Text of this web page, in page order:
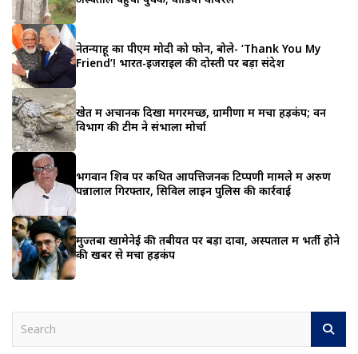
नेतन्याहू का पीएम मोदी को फोन, बोले- ‘Thank You My
Friend’! भारत-इजराइल की दोस्ती पर बड़ा संदेश
खेत में अचानक दिखा मगरमच्छ, ग्रामीणों में मचा हड़कंप; वन
विभाग की टीम ने संभाला मोर्चा
भगवान शिव पर कथित आपत्तिजनक टिप्पणी मामले में अरुण
पन्नालाल गिरफ्तार, सिविल लाइन पुलिस की कार्रवाई
मुज्तबा खामेनेई की तबीयत पर बड़ा दावा, अस्पताल में भर्ती होने
की खबर से मचा हड़कंप